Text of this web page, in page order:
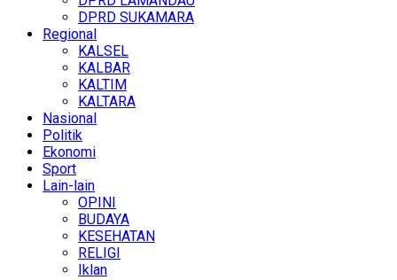
DPRD SUKAMARA
Regional
KALSEL
KALBAR
KALTIM
KALTARA
Nasional
Politik
Ekonomi
Sport
Lain-lain
OPINI
BUDAYA
KESEHATAN
RELIGI
Iklan